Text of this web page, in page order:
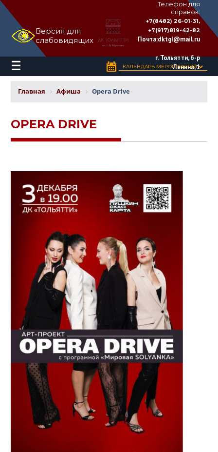
Версия для
слабовидящих
ДВОРЕЦ
КУЛЬТУРЫ
«ТОЛЬЯТТИ»
имени
Телефон для
справок:
+7(8482) 26-01-31,
+7(917)819-42-82
Почта:dktgl@mail.ru
г. Тольятти, б-р
Ленина, 1
КАЛЕНДАРЬ МЕРОПРИЯТИЙ
Главная Афиша Opera Drive
OPERA DRIVE